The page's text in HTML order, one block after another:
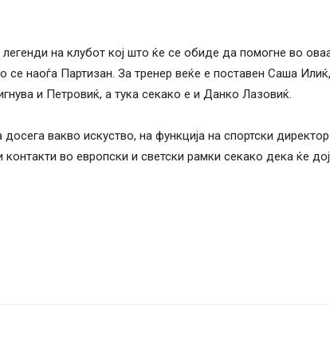
на клубот кој што ќе се обиде да помогне во
се наоѓа Партизан. За тренер веќе е поставен Саша
и Петровиќ, а тука секако е и Данко Лазовиќ.
вакво искуство, на функција на спортски
во европски и светски рамки секако дека ќе